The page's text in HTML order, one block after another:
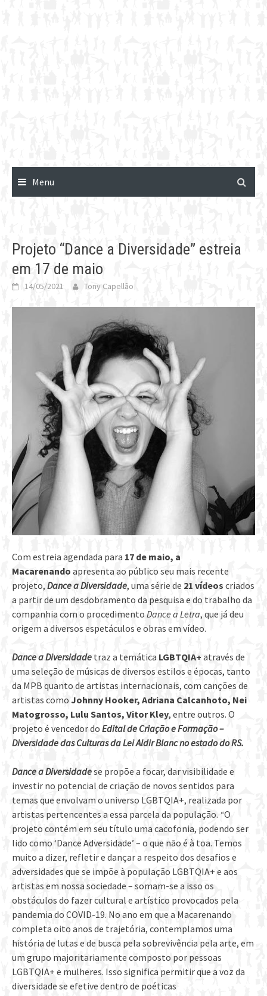
Menu
Projeto “Dance a Diversidade” estreia
em 17 de maio
14/05/2021 Tony Capellão
Com estreia agendada para 17 de maio, a
Macarenando apresenta ao público seu mais recente
projeto, Dance a Diversidade, uma série de 21 vídeos criados
a partir de um desdobramento da pesquisa e do trabalho da
companhia com o procedimento Dance a Letra, que já deu
origem a diversos espetáculos e obras em vídeo.
Dance a Diversidade traz a temática LGBTQIA+ através de
uma seleção de músicas de diversos estilos e épocas, tanto
da MPB quanto de artistas internacionais, com canções de
artistas como Johnny Hooker, Adriana Calcanhoto, Nei
Matogrosso, Lulu Santos, Vitor Kley, entre outros. O
projeto é vencedor do Edital de Criação e Formação –
Diversidade das Culturas da Lei Aldir Blanc no estado do RS.
Dance a Diversidadese propõe a focar, dar visibilidade e
investir no potencial de criação de novos sentidos para
temas que envolvam o universo LGBTQIA+, realizada por
artistas pertencentes a essa parcela da população. “O
projeto contém em seu título uma cacofonia, podendo ser
lido como ‘Dance Adversidade’ – o que não é à toa. Temos
muito a dizer, refletir e dançar a respeito dos desafios e
adversidades que se impõe à população LGBTQIA+ e aos
artistas em nossa sociedade – somam-se a isso os
obstáculos do fazer cultural e artístico provocados pela
pandemia do COVID-19. No ano em que a Macarenando
completa oito anos de trajetória, contemplamos uma
história de lutas e de busca pela sobrevivência pela arte, em
um grupo majoritariamente composto por pessoas
LGBTQIA+ e mulheres. Isso significa permitir que a voz da
diversidade se efetive dentro de poéticas